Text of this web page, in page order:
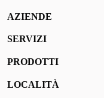
AZIENDE
SERVIZI
PRODOTTI
LOCALITÀ